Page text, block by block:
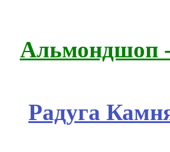
Альмондшоп
Радуга